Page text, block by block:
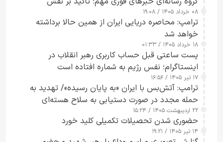
رسانه‌های هوشمند و مسئول در ارتقای آگاهی عمومی
۰۸ خرداد ۱۴۰۵ / ۱۹:۰۸
ترامپ: محاصره دریایی ایران از همین حالا برداشته
خواهد شد
۱۸ خرداد ۱۴۰۵ / ۰۱:۳۳
پست ساعتی قبل حساب کاربری رهبر انقلاب در
اینستاگرام؛ نفس رژیم به شماره افتاده است​
۱۷ تیر ۱۴۰۵ / ۱۶:۵۶
ترامپ: آتش‌بس با ایران «به پایان رسیده»/ تهدید به
حمله مجدد در صورت دستیابی به سلاح هسته‌ای
۲۲ اردیبهشت ۱۴۰۵ / ۱۵:۲۴
حضوری شدن تحصیلات تکمیلی کلید خورد
۱۴ تیر ۱۴۰۵ / ۱۹:۲۱